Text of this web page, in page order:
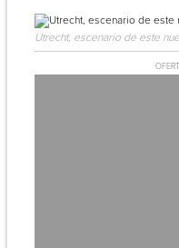
Utrecht, escenario de este